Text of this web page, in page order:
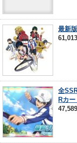
最新
全
Rカ